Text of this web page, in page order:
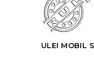
ULEI MOBIL